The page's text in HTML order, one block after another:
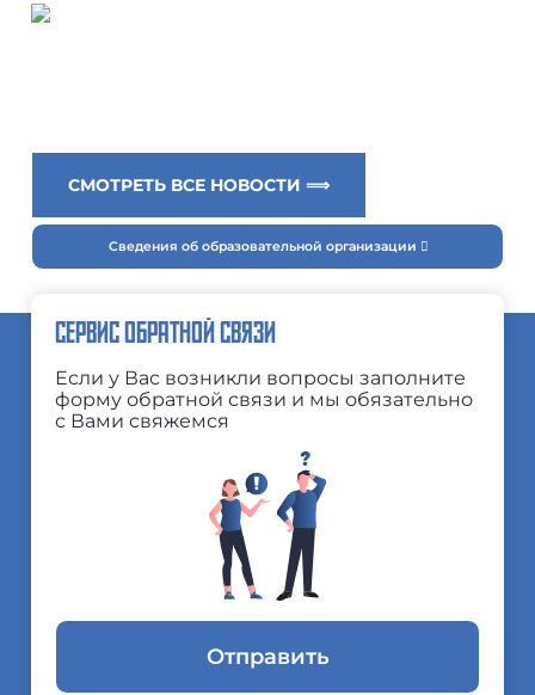
СМОТРЕТЬ ВСЕ НОВОСТИ ⟹
Сведения об образовательной организации
СЕРВИС ОБРАТНОЙ СВЯЗИ
Если у Вас возникли вопросы заполните
форму обратной связи и мы обязательно
с Вами свяжемся
Отправить